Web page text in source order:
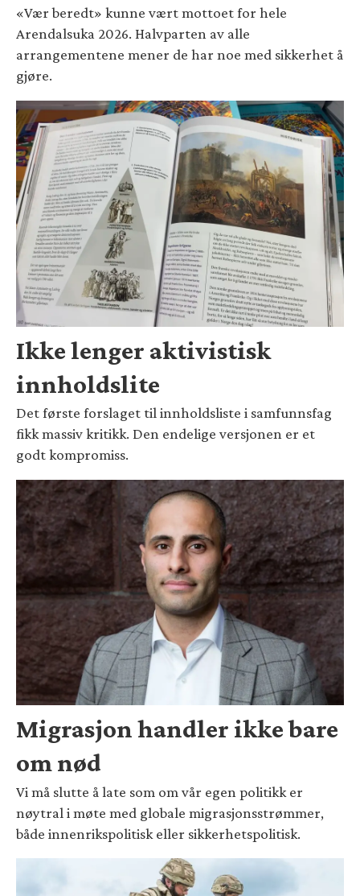
«Vær beredt» kunne vært mottoet for hele
Arendalsuka 2026. Halvparten av alle
arrangementene mener de har noe med sikkerhet å
gjøre.
Ikke lenger aktivistisk
innholdslite
Det første forslaget til innholdsliste i samfunnsfag
fikk massiv kritikk. Den endelige versjonen er et
godt kompromiss.
Migrasjon handler ikke bare
om nød
Vi må slutte å late som om vår egen politikk er
nøytral i møte med globale migrasjonsstrømmer,
både innenrikspolitisk eller sikkerhetspolitisk.